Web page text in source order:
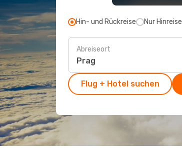
Hin- und Rückreise Nur Hinreise
Abreiseort
Flug + Hotel suchen